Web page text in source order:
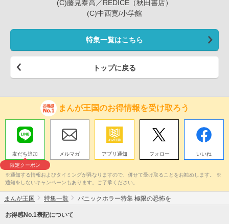
(C)藤見泰高／REDICE（秋田書店）
(C)中西寛/小学館
特集一覧はこちら
トップに戻る
まんが王国のお得情報を受け取ろう
友だち追加
限定クーポン
メルマガ アプリ通知 フォロー いいね
※通知する情報およびタイミングが異なりますので、併せて受け取ることをお勧めします。 ※
通知をしないキャンペーンもあります。ご了承ください。
まんが王国 特集一覧 パニックホラー特集 極限の恐怖を
お得感No.1表記について